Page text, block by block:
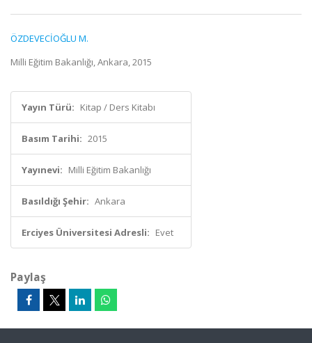
ÖZDEVECİOĞLU M.
Milli Eğitim Bakanlığı, Ankara, 2015
Yayın Türü: Kitap / Ders Kitabı
Basım Tarihi: 2015
Yayınevi: Milli Eğitim Bakanlığı
Basıldığı Şehir: Ankara
Erciyes Üniversitesi Adresli: Evet
Paylaş